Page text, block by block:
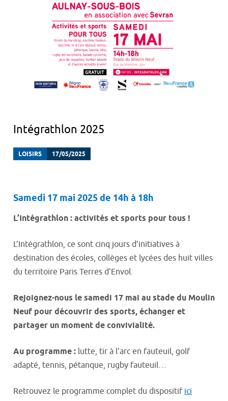
Intégrathlon 2025
LOISIRS 17/05/2025
Samedi 17 mai 2025 de 14h à 18h
L’Intégrathlon : activités et sports pour tous !
L’Intégrathlon, ce sont cinq jours d’initiatives à
destination des écoles, collèges et lycées des huit villes
du territoire Paris Terres d'Envol.
Rejoignez-nous le samedi 17 mai au stade du Moulin
Neuf pour découvrir des sports, échanger et
partager un moment de convivialité.
Au programme : lutte, tir à l’arc en fauteuil, golf
adapté, tennis, pétanque, rugby fauteuil…
Retrouvez le programme complet du dispositif ici